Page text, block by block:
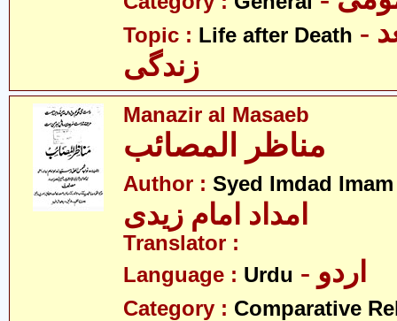
Topic : Life after Death - موت کے بعد
زندگی
Manazir al Masaeb
مناظر المصائب
Author : Syed Imdad
امداد امام زیدی
Translator :
Language : Urdu - اردو
Category : Comparative